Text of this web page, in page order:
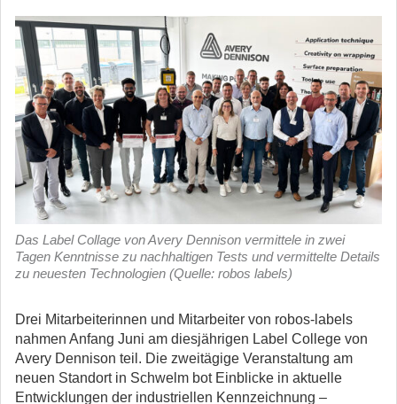
Das Label Collage von Avery Dennison vermittele in zwei
Tagen Kenntnisse zu nachhaltigen Tests und vermittelte Details
zu neuesten Technologien (Quelle: robos labels)
Drei Mitarbeiterinnen und Mitarbeiter von robos-labels
nahmen Anfang Juni am diesjährigen Label College von
Avery Dennison teil. Die zweitägige Veranstaltung am
neuen Standort in Schwelm bot Einblicke in aktuelle
Entwicklungen der industriellen Kennzeichnung –